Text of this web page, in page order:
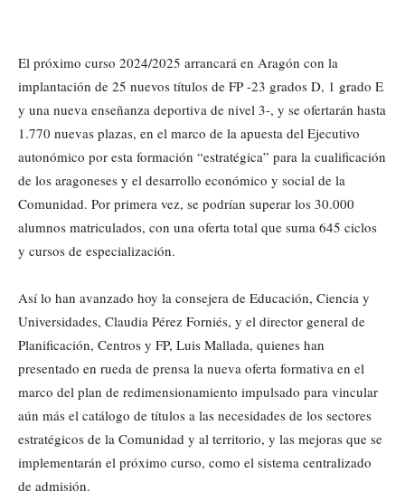
El próximo curso 2024/2025 arrancará en Aragón con la
implantación de 25 nuevos títulos de FP -23 grados D, 1 grado E
y una nueva enseñanza deportiva de nivel 3-, y se ofertarán hasta
1.770 nuevas plazas, en el marco de la apuesta del Ejecutivo
autonómico por esta formación “estratégica” para la cualificación
de los aragoneses y el desarrollo económico y social de la
Comunidad. Por primera vez, se podrían superar los 30.000
alumnos matriculados, con una oferta total que suma 645 ciclos
y cursos de especialización.
Así lo han avanzado hoy la consejera de Educación, Ciencia y
Universidades, Claudia Pérez Forniés, y el director general de
Planificación, Centros y FP, Luis Mallada, quienes han
presentado en rueda de prensa la nueva oferta formativa en el
marco del plan de redimensionamiento impulsado para vincular
aún más el catálogo de títulos a las necesidades de los sectores
estratégicos de la Comunidad y al territorio, y las mejoras que se
implementarán el próximo curso, como el sistema centralizado
de admisión.